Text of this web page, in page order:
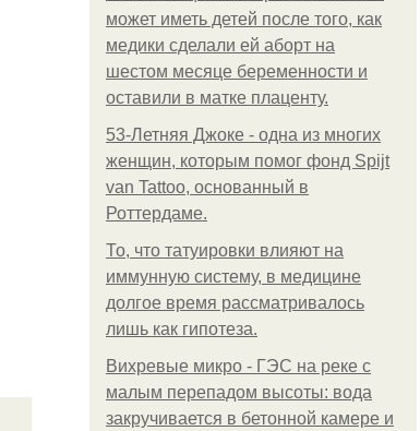
может иметь детей после того, как
медики сделали ей аборт на
шестом месяце беременности и
оставили в матке плаценту.
53-Летняя Джоке - одна из многих
женщин, которым помог фонд Spijt
van Tattoo, основанный в
Роттердаме.
То, что татуировки влияют на
иммунную систему, в медицине
долгое время рассматривалось
лишь как гипотеза.
Вихревые микро - ГЭС на реке с
малым перепадом высоты: вода
закручивается в бетонной камере и